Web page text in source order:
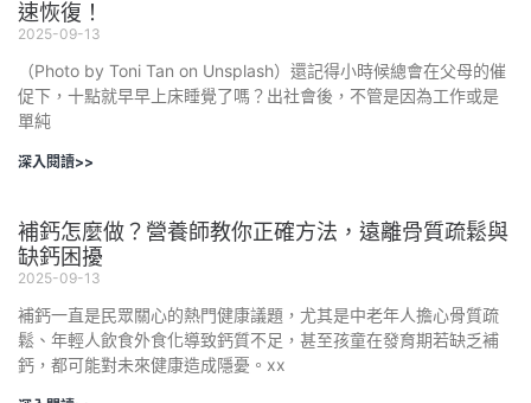
速恢復！
2025-09-13
（Photo by Toni Tan on Unsplash）還記得小時候總會在父母的催
促下，十點就早早上床睡覺了嗎？出社會後，不管是因為工作或是
單純
深入閱讀>>
補鈣怎麼做？營養師教你正確方法，遠離骨質疏鬆與
缺鈣困擾
2025-09-13
補鈣一直是民眾關心的熱門健康議題，尤其是中老年人擔心骨質疏
鬆、年輕人飲食外食化導致鈣質不足，甚至孩童在發育期若缺乏補
鈣，都可能對未來健康造成隱憂。xx